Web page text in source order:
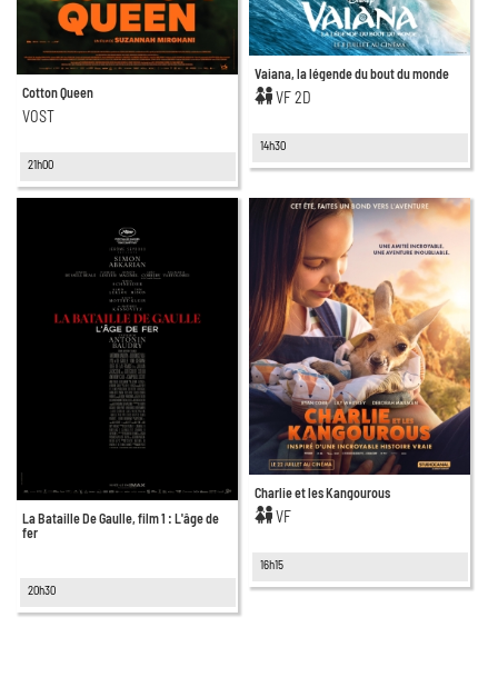
Cotton Queen
VOST
21h00
Vaiana, la légende du bout du monde
VF 2D
14h30
La Bataille De Gaulle, film 1 : L'âge de
fer
20h30
Charlie et les Kangourous
VF
16h15